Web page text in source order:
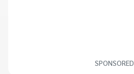
SPONSORED